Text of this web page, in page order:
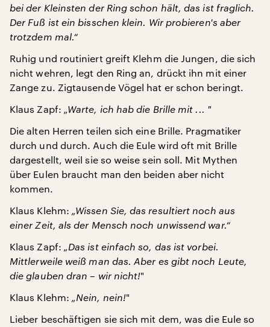
bei der Kleinsten der Ring schon hält, das ist fraglich.
Der Fuß ist ein bisschen klein. Wir probieren's aber
trotzdem mal.“
Ruhig und routiniert greift Klehm die Jungen, die sich
nicht wehren, legt den Ring an, drückt ihn mit einer
Zange zu. Zigtausende Vögel hat er schon beringt.
Klaus Zapf: „Warte, ich hab die Brille mit ... "
Die alten Herren teilen sich eine Brille. Pragmatiker
durch und durch. Auch die Eule wird oft mit Brille
dargestellt, weil sie so weise sein soll. Mit Mythen
über Eulen braucht man den beiden aber nicht
kommen.
Klaus Klehm: „Wissen Sie, das resultiert noch aus
einer Zeit, als der Mensch noch unwissend war.“
Klaus Zapf: „Das ist einfach so, das ist vorbei.
Mittlerweile weiß man das. Aber es gibt noch Leute,
die glauben dran – wir nicht!"
Klaus Klehm: „Nein, nein!"
Lieber beschäftigen sie sich mit dem, was die Eule so